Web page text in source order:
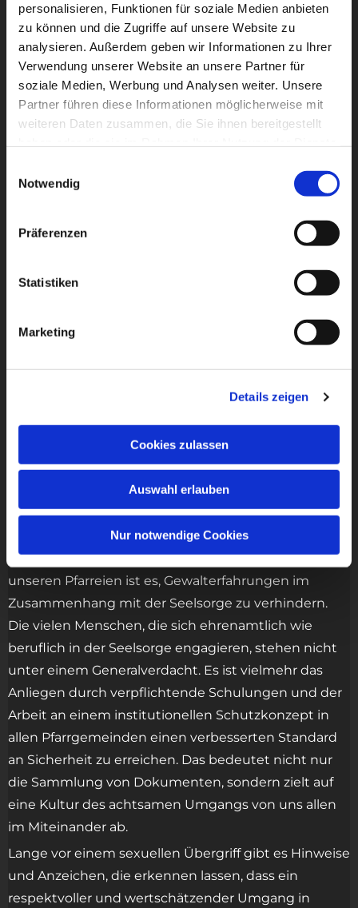
personalisieren, Funktionen für soziale Medien anbieten
zu können und die Zugriffe auf unsere Website zu
analysieren. Außerdem geben wir Informationen zu Ihrer
Verwendung unserer Website an unsere Partner für
soziale Medien, Werbung und Analysen weiter. Unsere
Partner führen diese Informationen möglicherweise mit
weiteren Daten zusammen, die Sie ihnen bereitgestellt
Notwendig
Präferenzen
Statistiken
Marketing
Details zeigen
Cookies zulassen
Auswahl erlauben
Nur notwendige Cookies
Abschlussbericht der
Unabhängigen Kommission
zur Aufarbeitung
sexualisierter Gewalt
Das Thema „Sexualisierte Gewalt“ ist in der
katholischen Kirche in den letzten Wochen in den
Geschehnisse in den vergangenen Jahrzehnten
kommen Einzelheiten zutage, die uns erschrecken
Prozess der Sichtung und Aufarbeitung von
Fachleute werten aus, von welchen Personen und in
von Kindern, Jugendlichen und erwachsenen
Schutzbefohlenen durch Mitarbeitende im
worden ist. Das Ziel der Aufarbeitung ist es,
Fehlverhalten und Straftaten transparent zu machen,
die Täter einer Überprüfung durch die Justiz
zuzuführen und vor allem den Betroffenen Hilfe und
Entschädigung zukommen zu lassen.
Ziel der Präventionsarbeit im Bistum Fulda und in
unseren Pfarreien ist es, Gewalterfahrungen im
Zusammenhang mit der Seelsorge zu verhindern.
Die vielen Menschen, die sich ehrenamtlich wie
beruflich in der Seelsorge engagieren, stehen nicht
unter einem Generalverdacht. Es ist vielmehr das
Anliegen durch verpflichtende Schulungen und der
Arbeit an einem institutionellen Schutzkonzept in
allen Pfarrgemeinden einen verbesserten Standard
an Sicherheit zu erreichen. Das bedeutet nicht nur
die Sammlung von Dokumenten, sondern zielt auf
eine Kultur des achtsamen Umgangs von uns allen
im Miteinander ab.
Lange vor einem sexuellen Übergriff gibt es Hinweise
und Anzeichen, die erkennen lassen, dass ein
respektvoller und wertschätzender Umgang in